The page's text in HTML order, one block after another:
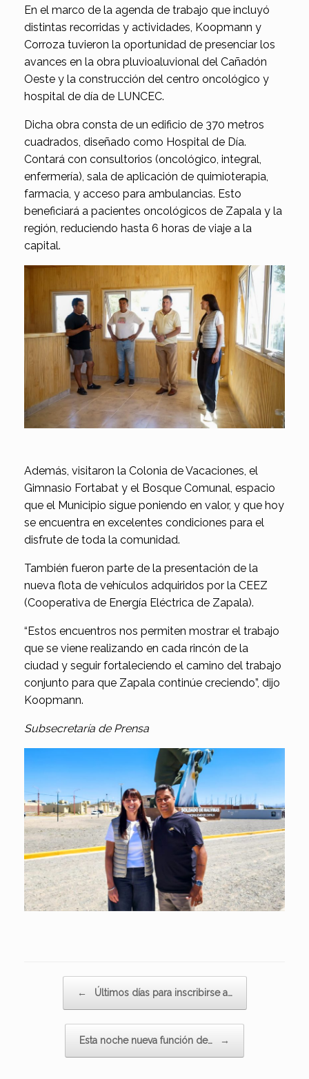
En el marco de la agenda de trabajo que incluyó
distintas recorridas y actividades, Koopmann y
Corroza tuvieron la oportunidad de presenciar los
avances en la obra pluvioaluvional del Cañadón
Oeste y la construcción del centro oncológico y
hospital de día de LUNCEC.
Dicha obra consta de un edificio de 370 metros
cuadrados, diseñado como Hospital de Día.
Contará con consultorios (oncológico, integral,
enfermería), sala de aplicación de quimioterapia,
farmacia, y acceso para ambulancias. Esto
beneficiará a pacientes oncológicos de Zapala y la
región, reduciendo hasta 6 horas de viaje a la
capital.
Además, visitaron la Colonia de Vacaciones, el
Gimnasio Fortabat y el Bosque Comunal, espacio
que el Municipio sigue poniendo en valor, y que hoy
se encuentra en excelentes condiciones para el
disfrute de toda la comunidad.
También fueron parte de la presentación de la
nueva flota de vehículos adquiridos por la CEEZ
(Cooperativa de Energía Eléctrica de Zapala).
“Estos encuentros nos permiten mostrar el trabajo
que se viene realizando en cada rincón de la
ciudad y seguir fortaleciendo el camino del trabajo
conjunto para que Zapala continúe creciendo”, dijo
Koopmann.
Subsecretaría de Prensa
← Últimos días para inscribirse a…
Esta noche nueva función de… →